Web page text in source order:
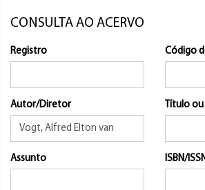
CONSULTA AO ACERVO
Registro Código
Autor/Diretor Título
Assunto ISBN/